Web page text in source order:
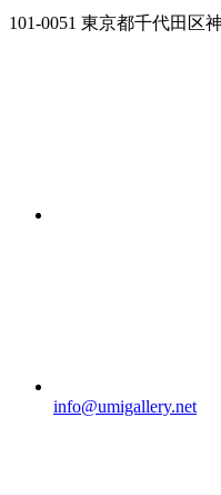
101-0051 東京都千代田区
info@umigallery.net